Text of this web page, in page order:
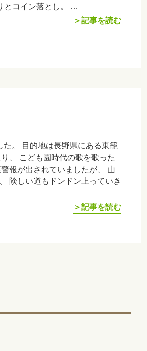
とコイン落とし。 …
＞記事を読む
。 目的地は長野県にある東籠
、 こども園時代の歌を歌った
報が出されていましたが、 山
険しい道もドンドン上っていき
＞記事を読む